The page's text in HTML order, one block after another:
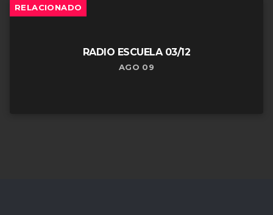
RELACIONADO
RADIO ESCUELA 03/12
AGO 09